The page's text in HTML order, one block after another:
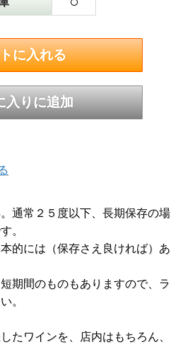
通常２５度以下、長期保存の場
。
的には（保存さえ良ければ）あ
期間のものもありますので、ラ
。
たワインを、店内はもちろん、